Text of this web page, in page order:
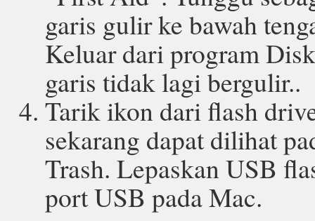
garis gulir ke bawah
Keluar dari program
garis tidak lagi bergulir..
Tarik ikon dari flash
sekarang dapat dilihat
Trash. Lepaskan USB
port USB pada Mac.